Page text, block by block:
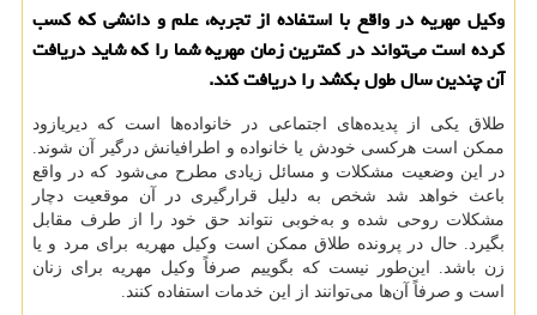
وکیل مهریه در واقع با استفاده از تجربه، علم و دانشی که کسب
کرده است می‌تواند در کمترین زمان مهریه شما را که شاید دریافت
آن چندین سال طول بکشد را دریافت کند.
طلاق یکی از پدیده‌های اجتماعی در خانواده‌ها است که دیریازود
ممکن است هرکسی خودش یا خانواده و اطرافیانش درگیر آن شوند.
در این وضعیت مشکلات و مسائل زیادی مطرح می‌شود که در واقع
باعث خواهد شد شخص به دلیل قرارگیری در آن موقعیت دچار
مشکلات روحی شده و به‌خوبی نتواند حق خود را از طرف مقابل
بگیرد. حال در پرونده طلاق ممکن است وکیل مهریه برای مرد و یا
زن باشد. این‌طور نیست که بگوییم صرفاً وکیل مهریه برای زنان
است و صرفاً آن‌ها می‌توانند از این خدمات استفاده کنند.